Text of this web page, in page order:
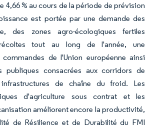
4,66 % au cours de la période de prévision
est portée par une demande des
des zones agro-écologiques fertiles
tout au long de l'année, une
de l'Union européenne ainsi
publiques consacrées aux corridors de
de chaîne du froid. Les
d'agriculture sous contrat et les
améliorent encore la productivité,
de Résilience et de Durabilité du FMI